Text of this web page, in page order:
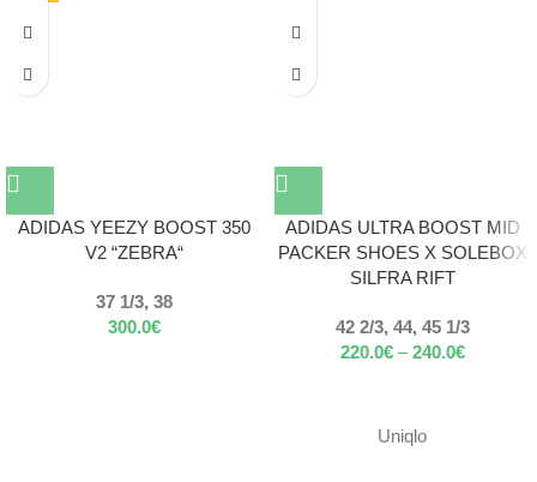
ADIDAS YEEZY BOOST 350
V2 “ZEBRA“
37 1/3, 38
300.0€
ADIDAS ULTRA BOOST MID
PACKER SHOES X SOLEBOX
SILFRA RIFT
42 2/3, 44, 45 1/3
220.0€ – 240.0€
Uniqlo